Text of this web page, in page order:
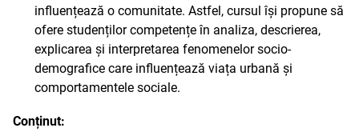
influențează o comunitate. Astfel, cursul își propune să
ofere studenților competențe în analiza, descrierea,
explicarea și interpretarea fenomenelor socio-
demografice care influențează viața urbană și
comportamentele sociale.
Conținut: